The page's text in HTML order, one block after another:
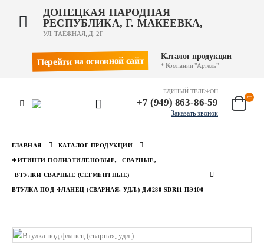
ДОНЕЦКАЯ НАРОДНАЯ
РЕСПУБЛИКА, Г. МАКЕЕВКА,
УЛ. ТАЁЖНАЯ, Д. 2Г
Перейти на основной сайт Каталог продукции
* Компании "Артель"
ЕДИНЫЙ ТЕЛЕФОН
+7 (949) 863-86-59
Заказать звонок
ГЛАВНАЯ КАТАЛОГ ПРОДУКЦИИ
ФИТИНГИ ПОЛИЭТИЛЕНОВЫЕ, СВАРНЫЕ,
ВТУЛКИ СВАРНЫЕ (СЕГМЕНТНЫЕ)
ВТУЛКА ПОД ФЛАНЕЦ (СВАРНАЯ, УДЛ.) Д.0280 SDR11 ПЭ100